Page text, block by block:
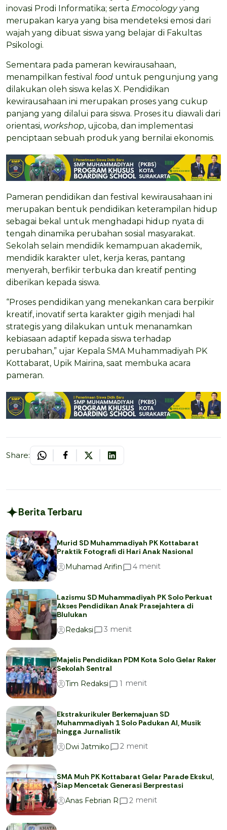
inovasi Prodi Informatika; serta Emocologyyang
merupakan karya yang bisa mendeteksi emosi dari
wajah yang dibuat siswa yang belajar di Fakultas
Psikologi.
Sementara pada pameran kewirausahaan,
menampilkan festival food untuk pengunjung yang
dilakukan oleh siswa kelas X. Pendidikan
kewirausahaan ini merupakan proses yang cukup
panjang yang dilalui para siswa. Proses itu diawali dari
orientasi, workshop, ujicoba, dan implementasi
penciptaan sebuah produk yang bernilai ekonomis.
Pameran pendidikan dan festival kewirausahaan ini
merupakan bentuk pendidikan keterampilan hidup
sebagai bekal untuk menghadapi hidup nyata di
tengah dinamika perubahan sosial masyarakat.
Sekolah selain mendidik kemampuan akademik,
mendidik karakter ulet, kerja keras, pantang
menyerah, berfikir terbuka dan kreatif penting
diberikan kepada siswa.
“Proses pendidikan yang menekankan cara berpikir
kreatif, inovatif serta karakter gigih menjadi hal
strategis yang dilakukan untuk menanamkan
kebiasaan adaptif kepada siswa terhadap
perubahan,” ujar Kepala SMA Muhammadiyah PK
Kottabarat, Upik Mairina, saat membuka acara
pameran.
Share:
Berita Terbaru
Murid SD Muhammadiyah PK Kottabarat
Praktik Fotografi di Hari Anak Nasional
Muhamad Arifin
4 menit
Lazismu SD Muhammadiyah PK Solo Perkuat
Akses Pendidikan Anak Prasejahtera di
Blulukan
Redaksi
3 menit
Majelis Pendidikan PDM Kota Solo Gelar Raker
Sekolah Sentral
Tim Redaksi
1 menit
Ekstrakurikuler Berkemajuan SD
Muhammadiyah 1 Solo Padukan AI, Musik
hingga Jurnalistik
Dwi Jatmiko
2 menit
SMA Muh PK Kottabarat Gelar Parade Ekskul,
Siap Mencetak Generasi Berprestasi
Anas Febrian R
2 menit